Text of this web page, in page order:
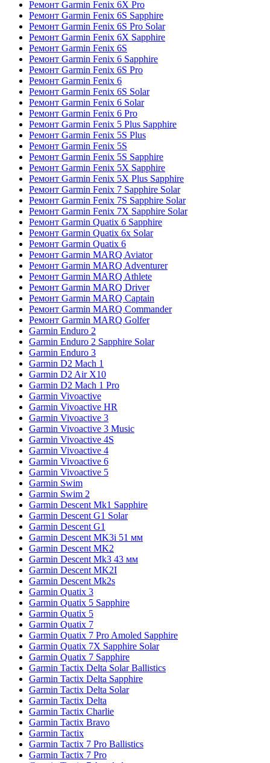
Ремонт Garmin Fenix 6X Pro
Ремонт Garmin Fenix 6S Sapphire
Ремонт Garmin Fenix 6S Pro Solar
Ремонт Garmin Fenix 6X Sapphire
Ремонт Garmin Fenix 6S
Ремонт Garmin Fenix 6 Sapphire
Ремонт Garmin Fenix 6S Pro
Ремонт Garmin Fenix 6
Ремонт Garmin Fenix 6S Solar
Ремонт Garmin Fenix 6 Solar
Ремонт Garmin Fenix 6 Pro
Ремонт Garmin Fenix 5 Plus Sapphire
Ремонт Garmin Fenix 5S Plus
Ремонт Garmin Fenix 5S
Ремонт Garmin Fenix 5S Sapphire
Ремонт Garmin Fenix 5X Sapphire
Ремонт Garmin Fenix 5X Plus Sapphire
Ремонт Garmin Fenix 7 Sapphire Solar
Ремонт Garmin Fenix 7S Sapphire Solar
Ремонт Garmin Fenix 7X Sapphire Solar
Ремонт Garmin Quatix 6 Sapphire
Ремонт Garmin Quatix 6x Solar
Ремонт Garmin Quatix 6
Ремонт Garmin MARQ Aviator
Ремонт Garmin MARQ Adventurer
Ремонт Garmin MARQ Athlete
Ремонт Garmin MARQ Driver
Ремонт Garmin MARQ Captain
Ремонт Garmin MARQ Commander
Ремонт Garmin MARQ Golfer
Garmin Enduro 2
Garmin Enduro 2 Sapphire Solar
Garmin Enduro 3
Garmin D2 Mach 1
Garmin D2 Air X10
Garmin D2 Mach 1 Pro
Garmin Vivoactive
Garmin Vivoactive HR
Garmin Vivoactive 3
Garmin Vivoactive 3 Music
Garmin Vivoactive 4S
Garmin Vivoactive 4
Garmin Vivoactive 6
Garmin Vivoactive 5
Garmin Swim
Garmin Swim 2
Garmin Descent Mk1 Sapphire
Garmin Descent G1 Solar
Garmin Descent G1
Garmin Descent MK3i 51 мм
Garmin Descent MK2
Garmin Descent Mk3 43 мм
Garmin Descent MK2I
Garmin Descent Mk2s
Garmin Quatix 3
Garmin Quatix 5 Sapphire
Garmin Quatix 5
Garmin Quatix 7
Garmin Quatix 7 Pro Amoled Sapphire
Garmin Quatix 7X Sapphire Solar
Garmin Quatix 7 Sapphire
Garmin Tactix Delta Solar Ballistics
Garmin Tactix Delta Sapphire
Garmin Tactix Delta Solar
Garmin Tactix Delta
Garmin Tactix Charlie
Garmin Tactix Bravo
Garmin Tactix
Garmin Tactix 7 Pro Ballistics
Garmin Tactix 7 Pro